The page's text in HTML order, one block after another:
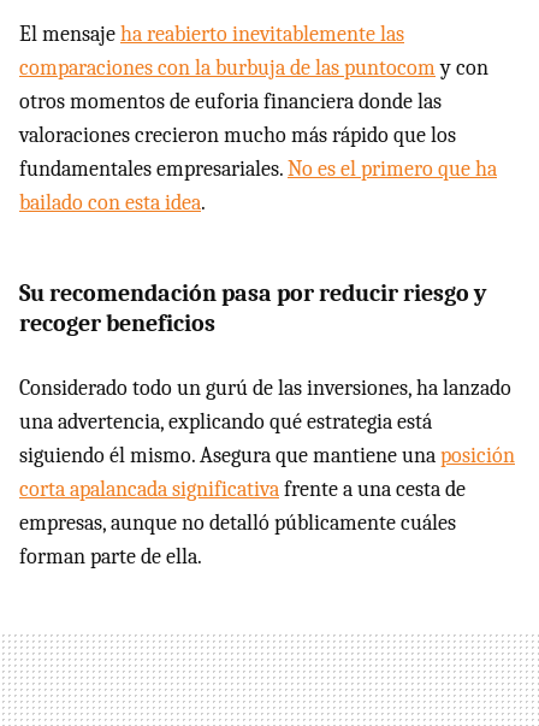
El mensajeha reabierto inevitablemente las
comparaciones con la burbuja de las puntocomy con
otros momentos de euforia financiera donde las
valoraciones crecieron mucho más rápido que los
fundamentales empresariales.No es el primero que ha
bailado con esta idea.
Su recomendación pasa por reducir riesgo y
recoger beneficios
Considerado todo un gurú de las inversiones, ha lanzado
una advertencia, explicando qué estrategia está
siguiendo él mismo. Asegura que mantiene unaposición
corta apalancada significativafrente a una cesta de
empresas, aunque no detalló públicamente cuáles
forman parte de ella.